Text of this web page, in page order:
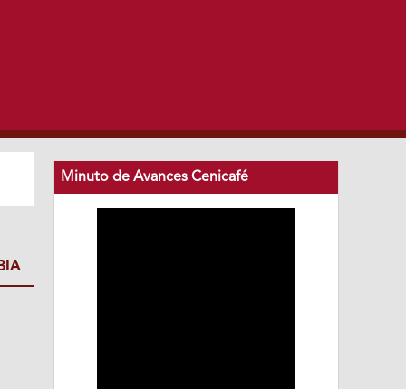
Minuto de Avances Cenicafé